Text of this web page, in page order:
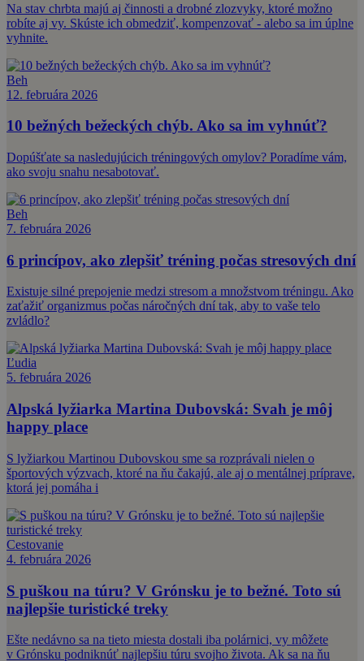
Na stav chrbta majú aj činnosti a drobné zlozvyky, ktoré možno
robíte aj vy. Skúste ich obmedziť, kompenzovať - alebo sa im úplne
vyhnite.
Beh
12. februára 2026
10 bežných bežeckých chýb. Ako sa im vyhnúť?
Dopúšťate sa nasledujúcich tréningových omylov? Poradíme vám,
ako svoju snahu nesabotovať.
Beh
7. februára 2026
6 princípov, ako zlepšiť tréning počas stresových dní
Existuje silné prepojenie medzi stresom a množstvom tréningu. Ako
zaťažiť organizmus počas náročných dní tak, aby to vaše telo
zvládlo?
Ľudia
5. februára 2026
Alpská lyžiarka Martina Dubovská: Svah je môj
happy place
S lyžiarkou Martinou Dubovskou sme sa rozprávali nielen o
športových výzvach, ktoré na ňu čakajú, ale aj o mentálnej príprave,
ktorá jej pomáha i
Cestovanie
4. februára 2026
S puškou na túru? V Grónsku je to bežné. Toto sú
najlepšie turistické treky
Ešte nedávno sa na tieto miesta dostali iba polárnici, vy môžete
v Grónsku podniknúť najlepšiu túru svojho života. Ak sa na ňu